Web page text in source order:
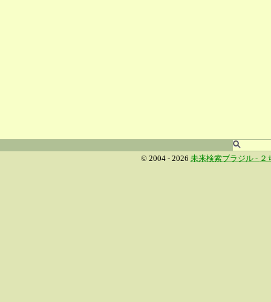
© 2004 - 2026 未来検索ブラジル - ２